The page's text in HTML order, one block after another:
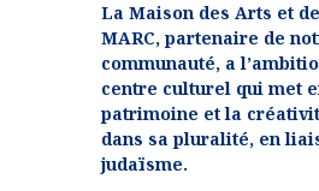
DONATION
MON PROFIL
La Maison des Arts et
MARC, partenaire de
communauté, a
centre culturel qui met
patrimoine et la
dans sa pluralité, en
judaïsme.